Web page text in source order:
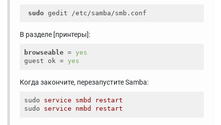
sudo
В разделе [принтеры]:
browseable = yes
guest ok = yes
Когда закончите, перезапустите Samba:
sudo
service smbd restart
sudo
service nmbd restart